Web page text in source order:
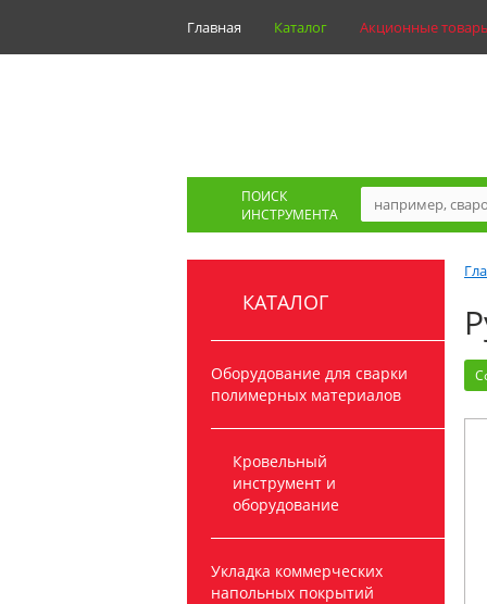
Главная Каталог Акционные
ПОИСК
ИНСТРУМЕНТА
КАТАЛОГ
Оборудование для сварки
полимерных материалов
Кровельный
инструмент и
оборудование
Укладка коммерческих
напольных покрытий